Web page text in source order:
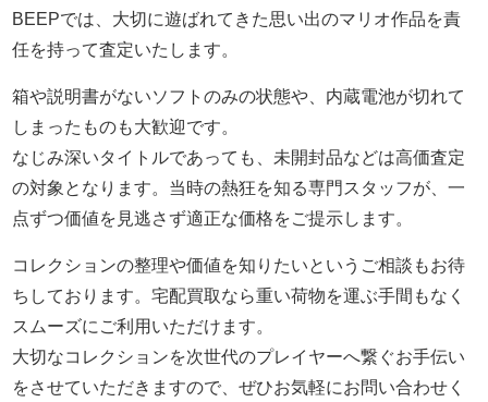
BEEPでは、大切に遊ばれてきた思い出のマリオ作品を責
任を持って査定いたします。
箱や説明書がないソフトのみの状態や、内蔵電池が切れて
しまったものも大歓迎です。
なじみ深いタイトルであっても、未開封品などは高価査定
の対象となります。当時の熱狂を知る専門スタッフが、一
点ずつ価値を見逃さず適正な価格をご提示します。
コレクションの整理や価値を知りたいというご相談もお待
ちしております。宅配買取なら重い荷物を運ぶ手間もなく
スムーズにご利用いただけます。
大切なコレクションを次世代のプレイヤーへ繋ぐお手伝い
をさせていただきますので、ぜひお気軽にお問い合わせく